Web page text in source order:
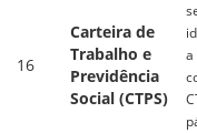
16
Carteira de
Trabalho e
Previdência
Social (CTPS)
a